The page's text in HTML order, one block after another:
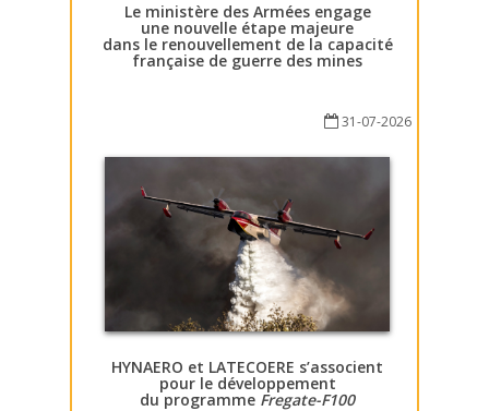
Le ministère des Armées engage
une nouvelle étape majeure
dans le renouvellement de la capacité
française de guerre des mines
31-07-2026
HYNAERO et LATECOERE s’associent
pour le développement
du programme Fregate-F100